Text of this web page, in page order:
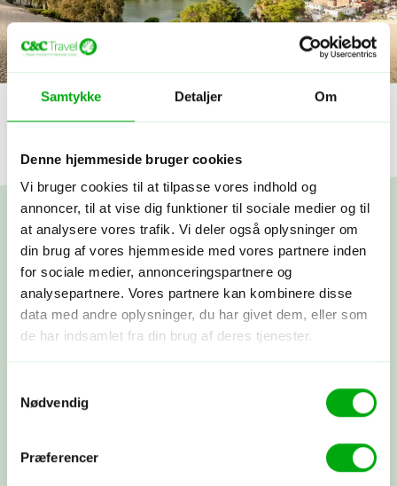
Samtykke Detaljer Om
Denne hjemmeside bruger cookies
Vi bruger cookies til at tilpasse vores indhold og
annoncer, til at vise dig funktioner til sociale medier og til
at analysere vores trafik. Vi deler også oplysninger om
din brug af vores hjemmeside med vores partnere inden
for sociale medier, annonceringspartnere og
analysepartnere. Vores partnere kan kombinere disse
data med andre oplysninger, du har givet dem, eller som
de har indsamlet fra din brug af deres tjenester.
Nødvendig
Præferencer
Skræddersy din egen
rejse
skræddersyet rejseforslag. Hvis synes om det, går vi i
gang med at booke fly, hoteller og oplevelser, præcis
rejse med os i ryggen - og vi tager os af alt det